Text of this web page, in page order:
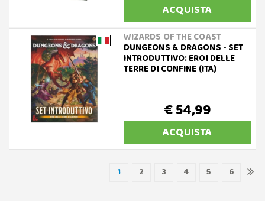
ACQUISTA
WIZARDS OF THE COAST
DUNGEONS & DRAGONS - SET
INTRODUTTIVO: EROI DELLE
TERRE DI CONFINE (ITA)
€ 54,99
ACQUISTA
1 2 3 4 5 6